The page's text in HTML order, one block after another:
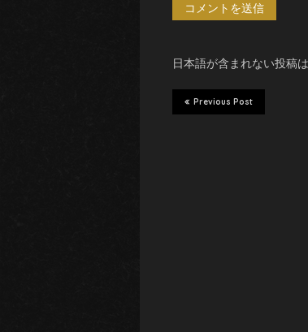
日本語が含まれない投稿
Previous Post